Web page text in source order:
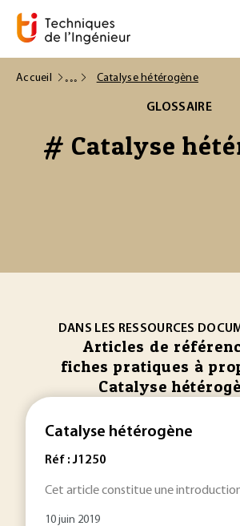
Accueil Catalyse hétérogène
GLOSSAIRE
# Catalyse
DANS LES RESSOURCES
Articles de
fiches pratiques à
Catalyse
Catalyse hétérogène
Réf : J1250
Cet article constitue une
10 juin 2019